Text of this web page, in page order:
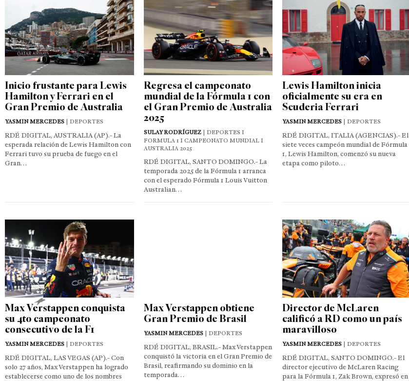
Inicio frustante para Lewis
Hamilton y Ferrari en el
Gran Premio de Australia
YASMIN MERCEDES | DEPORTES
RDÉ DIGITAL, AUSTRALIA (AP).- La
esperada relación de Lewis Hamilton con
Ferrari tuvo su prueba de fuego en el
Gran…
Regresa el campeonato
mundial de la Fórmula 1 con
el Gran Premio de Australia
2025
SULAY RODRÍGUEZ| DEPORTES I
FORMULA 1 I CAMPEONATO MUNDIAL I
AUSTRALIA 2025
RDÉ DIGITAL, SANTO DOMINGO.- La
temporada 2025 de la Fórmula 1 arranca
con el esperado Fórmula 1 Louis Vuitton
Australian…
Lewis Hamilton inicia
oficialmente su era en
Scuderia Ferrari
YASMIN MERCEDES | DEPORTES
RDÉ DIGITAL, ITALIA (AGENCIAS).- El
siete veces campeón mundial de Fórmula
1, Lewis Hamilton, comenzó su nueva
etapa como piloto…
Max Verstappen conquista
su 4to campeonato
consecutivo de la F1
YASMIN MERCEDES | DEPORTES
RDÉ DIGITAL, LAS VEGAS (AP).- Con
solo 27 años, Max Verstappen ha logrado
establecerse como uno de los nombres
Max Verstappen obtiene
Gran Premio de Brasil
YASMIN MERCEDES| DEPORTES
RDÉ DIGITAL, BRASIL.- Max Verstappen
conquistó la victoria en el Gran Premio de
Brasil, reafirmando su dominio en la
temporada…
Director de McLaren
calificó a RD como un país
maravilloso
YASMIN MERCEDES | DEPORTES
RDÉ DIGITAL, SANTO DOMINGO.- El
director ejecutivo de McLaren Racing
para la Fórmula 1, Zak Brown, expresó en